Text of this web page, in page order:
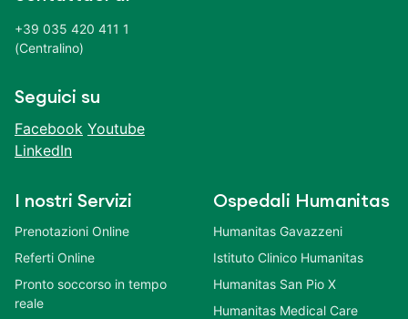
+39 035 420 411 1
(Centralino)
Seguici su
Facebook Youtube
LinkedIn
I nostri Servizi
Prenotazioni Online
Referti Online
Pronto soccorso in tempo
reale
Ospedali Humanitas
Humanitas Gavazzeni
Istituto Clinico Humanitas
Humanitas San Pio X
Humanitas Medical Care